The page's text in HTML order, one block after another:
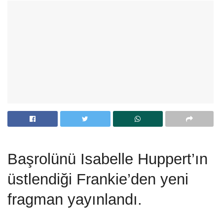
Başrolünü Isabelle Huppert’ın
üstlendiği Frankie’den yeni
fragman yayınlandı.